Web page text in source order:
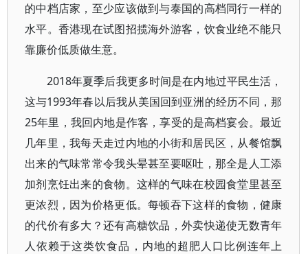
的中档店家，至少应该做到与泰国的高档同行一样的
水平。香港现在试图招揽海外游客，饮食业绝不能只
靠廉价低质做生意。
2018年夏季后我更多时间是在内地过平民生活，
这与1993年春以后我从美国回到亚洲的经历不同，那
25年里，我回内地是作客，享受的是高档宴会。最近
几年里，我每天走过内地的小街和居民区，从餐馆飘
出来的气味常常令我头晕甚至要呕吐，那全是人工添
加剂烹饪出来的食物。这样的气味在校园食堂里甚至
更浓烈，因为价格更低。每顿吞下这样的食物，健康
的代价有多大？还有高糖饮品，外卖快递使无数青年
人依赖于这类饮食品，内地的超肥人口比例连年上